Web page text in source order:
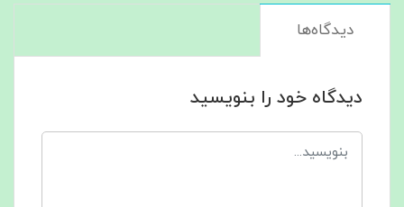
دیدگاه‌ها
دیدگاه خود را بنویسید